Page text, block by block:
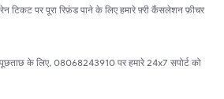
टिकट पर पूरा रिफ़ंड पाने के लिए हमारे फ़्री कैंसलेशन फ़ीचर
के लिए, 08068243910 पर हमारे 24x7 सपोर्ट को